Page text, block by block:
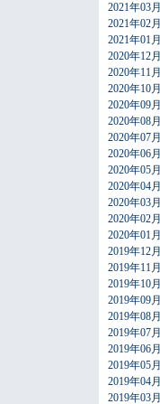
2021年03月
2021年02月
2021年01月
2020年12月
2020年11月
2020年10月
2020年09月
2020年08月
2020年07月
2020年06月
2020年05月
2020年04月
2020年03月
2020年02月
2020年01月
2019年12月
2019年11月
2019年10月
2019年09月
2019年08月
2019年07月
2019年06月
2019年05月
2019年04月
2019年03月